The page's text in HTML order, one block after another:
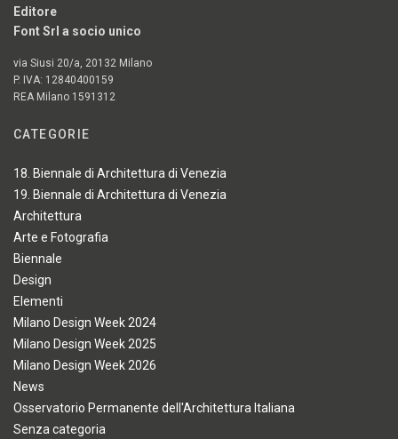
Editore
Font Srl a socio unico
via Siusi 20/a, 20132 Milano
P. IVA: 12840400159
REA Milano 1591312
CATEGORIE
18. Biennale di Architettura di Venezia
19. Biennale di Architettura di Venezia
Architettura
Arte e Fotografia
Biennale
Design
Elementi
Milano Design Week 2024
Milano Design Week 2025
Milano Design Week 2026
News
Osservatorio Permanente dell'Architettura Italiana
Senza categoria